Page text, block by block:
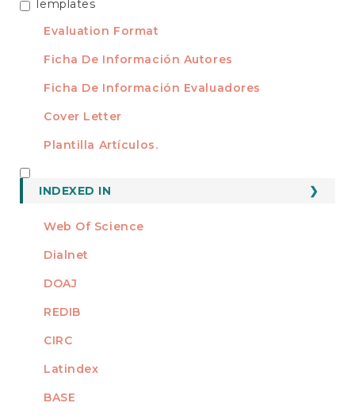
TEMPLATES
Templates
Evaluation Format
Ficha De Información Autores
Ficha De Información Evaluadores
Cover Letter
Plantilla Artículos.
INDEXED IN
Web Of Science
Dialnet
DOAJ
REDIB
CIRC
Latindex
BASE